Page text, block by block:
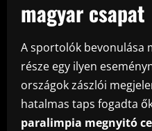
magyar csapat
A sportolók bevonulása
része egy ilyen
országok zászlói
hatalmas taps fogadta
paralimpia megnyitó